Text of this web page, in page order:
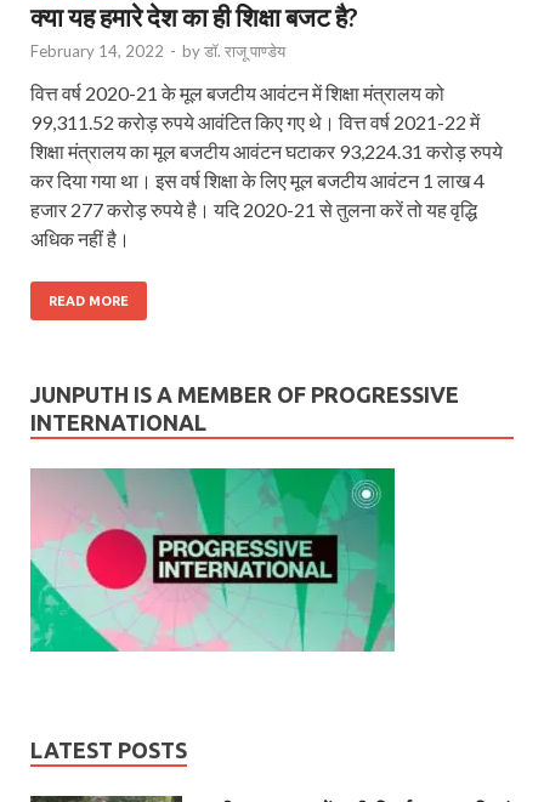
क्या यह हमारे देश का ही शिक्षा बजट है?
February 14, 2022 - byडॉ. राजू पाण्डेय
वित्त वर्ष 2020-21 के मूल बजटीय आवंटन में शिक्षा मंत्रालय को
99,311.52 करोड़ रुपये आवंटित किए गए थे। वित्त वर्ष 2021-22 में
शिक्षा मंत्रालय का मूल बजटीय आवंटन घटाकर 93,224.31 करोड़ रुपये
कर दिया गया था। इस वर्ष शिक्षा के लिए मूल बजटीय आवंटन 1 लाख 4
हजार 277 करोड़ रुपये है। यदि 2020-21 से तुलना करें तो यह वृद्धि
अधिक नहीं है।
READ MORE
JUNPUTH IS A MEMBER OF PROGRESSIVE
INTERNATIONAL
LATEST POSTS